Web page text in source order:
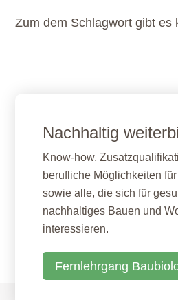
Zum dem Schlagwort gibt es
Nachhaltig
Know-how,
berufliche Möglichkeiten
sowie alle, die sich für
nachhaltiges Bauen und
interessieren.
Fernlehrgang